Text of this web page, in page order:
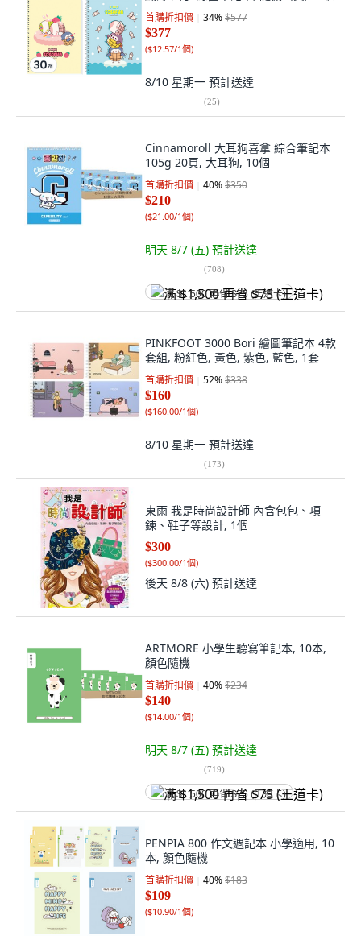
首購折扣價 34%$577
$377
($12.57/1個)
8/10 星期一 預計送達
(25)
Cinnamoroll 大耳狗喜拿 綜合筆記本
105g 20頁, 大耳狗, 10個
首購折扣價 40%$350
$210
($21.00/1個)
明天 8/7 (五) 預計送達
(708)
满 $1,500 再省 $75 (王道卡)
PINKFOOT 3000 Bori 繪圖筆記本 4款
套組, 粉紅色, 黃色, 紫色, 藍色, 1套
首購折扣價 52%$338
$160
($160.00/1個)
8/10 星期一 預計送達
(173)
東雨 我是時尚設計師 內含包包、項
鍊、鞋子等設計, 1個
$300
($300.00/1個)
後天 8/8 (六) 預計送達
ARTMORE 小學生聽寫筆記本, 10本,
顏色隨機
首購折扣價 40%$234
$140
($14.00/1個)
明天 8/7 (五) 預計送達
(719)
满 $1,500 再省 $75 (王道卡)
PENPIA 800 作文週記本 小學適用, 10
本, 顏色隨機
首購折扣價 40%$183
$109
($10.90/1個)